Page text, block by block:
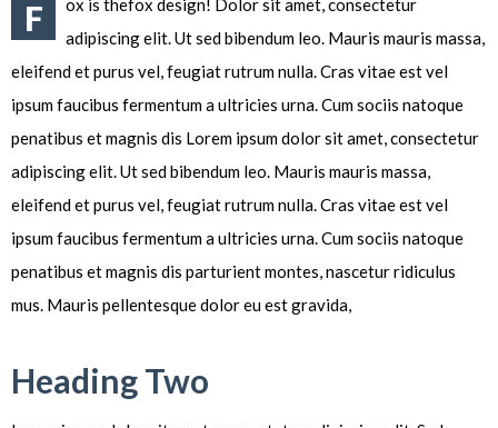
F
ox is thefox design! Dolor sit amet, consectetur
adipiscing elit. Ut sed bibendum leo. Mauris mauris massa,
eleifend et purus vel, feugiat rutrum nulla. Cras vitae est vel
ipsum faucibus fermentum a ultricies urna. Cum sociis natoque
penatibus et magnis dis Lorem ipsum dolor sit amet, consectetur
adipiscing elit. Ut sed bibendum leo. Mauris mauris massa,
eleifend et purus vel, feugiat rutrum nulla. Cras vitae est vel
ipsum faucibus fermentum a ultricies urna. Cum sociis natoque
penatibus et magnis dis parturient montes, nascetur ridiculus
mus. Mauris pellentesque dolor eu est gravida,
Heading Two